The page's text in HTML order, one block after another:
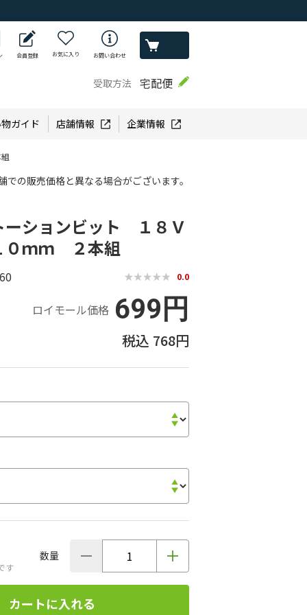
会員登録 お気に入り お問い合わせ
受取方法 宅配便
ガイド 店舗情報 企業情報
の販売価格と異なる場合がございます。
ションビット １８Ｖ
ｍｍ ２本組
0.0
ロイモール価格 699円
768円
す
数量
カートに入れる